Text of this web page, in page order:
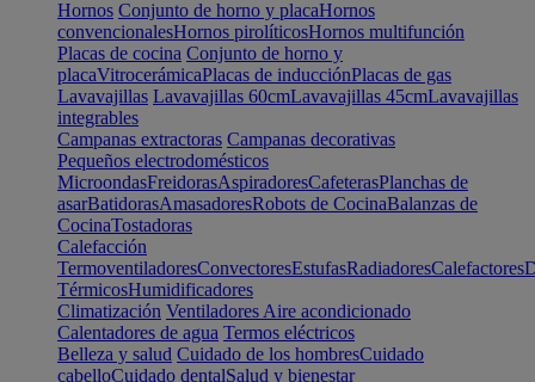
Hornos Conjunto de horno y placaHornos
convencionalesHornos pirolíticosHornos multifunción
Placas de cocina Conjunto de horno y
placaVitrocerámicaPlacas de inducciónPlacas de gas
Lavavajillas Lavavajillas 60cmLavavajillas 45cmLavavajillas
integrables
Campanas extractoras Campanas decorativas
Pequeños electrodomésticos
MicroondasFreidorasAspiradoresCafeterasPlanchas de
asarBatidorasAmasadoresRobots de CocinaBalanzas de
CocinaTostadoras
Calefacción
TermoventiladoresConvectoresEstufasRadiadoresCalefactores
TérmicosHumidificadores
Climatización Ventiladores Aire acondicionado
Calentadores de agua Termos eléctricos
Belleza y salud Cuidado de los hombresCuidado
cabelloCuidado dentalSalud y bienestar